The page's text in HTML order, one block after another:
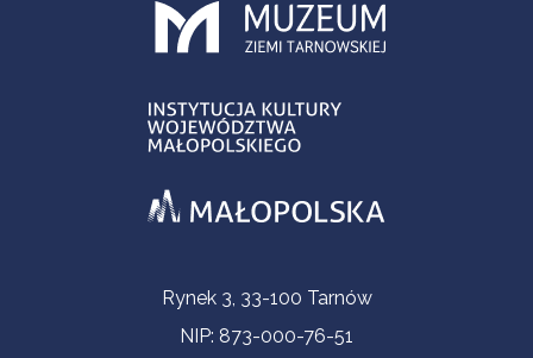
Informacje kontaktoweRynek 3, 33-100 Tarnów
NIP: 873-000-76-51